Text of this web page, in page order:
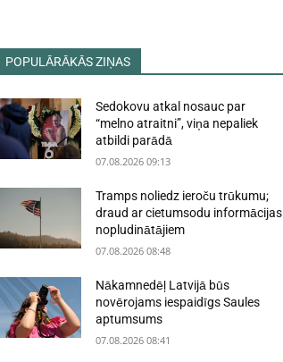
POPULĀRĀKĀS ZIŅAS
Sedokovu atkal nosauc par
“melno atraitni”, viņa nepaliek
atbildi parādā
07.08.2026 09:13
Tramps noliedz ieroču trūkumu;
draud ar cietumsodu informācijas
nopludinātājiem
07.08.2026 08:48
Nākamnedēļ Latvijā būs
novērojams iespaidīgs Saules
aptumsums
07.08.2026 08:41